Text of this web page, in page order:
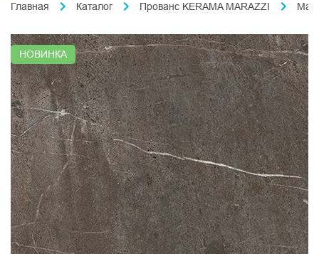
Главная
Каталог Прованс KERAMA MARAZZI
НОВИНКА